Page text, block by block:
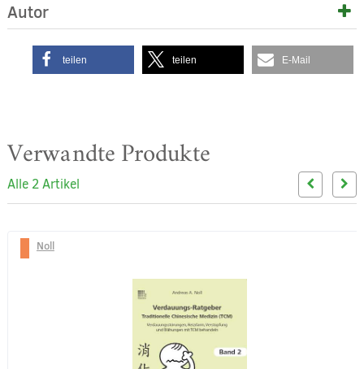
Autor
teilen teilen E-Mail
Verwandte Produkte
Alle 2 Artikel
Noll